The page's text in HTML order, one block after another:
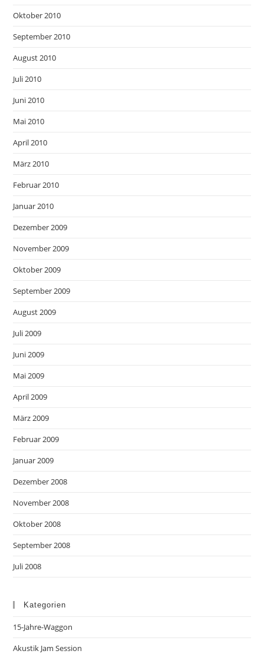
Oktober 2010
September 2010
August 2010
Juli 2010
Juni 2010
Mai 2010
April 2010
März 2010
Februar 2010
Januar 2010
Dezember 2009
November 2009
Oktober 2009
September 2009
August 2009
Juli 2009
Juni 2009
Mai 2009
April 2009
März 2009
Februar 2009
Januar 2009
Dezember 2008
November 2008
Oktober 2008
September 2008
Juli 2008
Kategorien
15-Jahre-Waggon
Akustik Jam Session